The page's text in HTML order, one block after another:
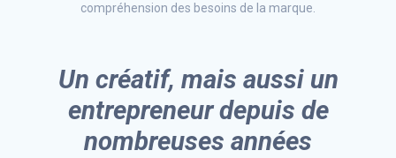
compréhension des besoins de la marque.
Un créatif, mais aussi un
entrepreneur depuis de
nombreuses années